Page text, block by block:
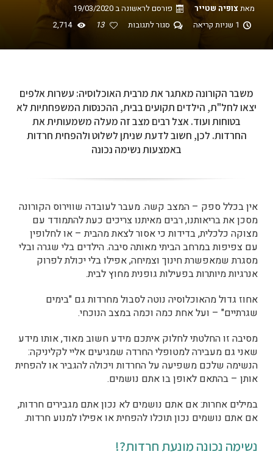
מאתצופיה שטייר פורסם לראשונה ב19/03/2020
1 שניות קריאה
סגור לתגובות 13
2,714
משבר הקורונה מאתגר את מרבית האוכלוסיה: עשרות אלפים
יצאו לחל"ת, הילדים תקועים בבית, ההכנסות המשפחתיות לא
בטוחות ועוד. אצל רבים מצב זה מעלה משמעותית את
החרדות. לכן, חשוב לדעת שניתן לשלוט ולהפחית חרדות
באמצעות נשימה נכונה
אין בכלל ספק – המצב קשה. מעבר לעובדה שווירוס הקורונה
מסכן את בריאותנו, רבים מאיתנו צריכים כעת להתמודד עם
מצוקה כלכלית, בדידות כי אסור לצאת מהבית – או לחלופין
עם צפיפות במרחב הביתי מאותה סיבה. הילדים בלי שגרה ובלי
מסגרת שמאפשרת חינוך וצמיחה, אפילו בלי יכולת לפרוק
אנרגיות מיותרות בפעילות גופנית מחוץ לבית.
אחוז גדול מהאוכלוסיה נוטה לסבול מחרדות גם "בימים
שגרתיים" – ועל אחת כמה וכמה במצב הנוכחי.
מסיבה זו החלטתי לחלוק איתכם מידע חשוב מאוד, אותו מידע
שאני גם מעבירה למטופלי החרדה שמגיעים אליי לקליניקה:
הנשימה שלכם משפיעה על החרדות ויכולה להגביר או להפחית
אותן – בהתאם לאופן בו אתם נושמים.
במילים אחרות: אם אתם נושמים לא נכון אתם מגבירים חרדות,
אם אתם נושמים נכון תוכלו להפחית או אפילו למנוע חרדות.
נשימה נכונה מונעת חרדות?!